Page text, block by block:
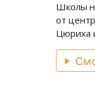
Школы
от
Цюриха